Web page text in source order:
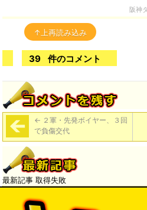
阪神
↑上再読み込み
39 件のコメント
← ２軍・先発ボイヤー、３回
で負傷交代
最新記事 取得失敗